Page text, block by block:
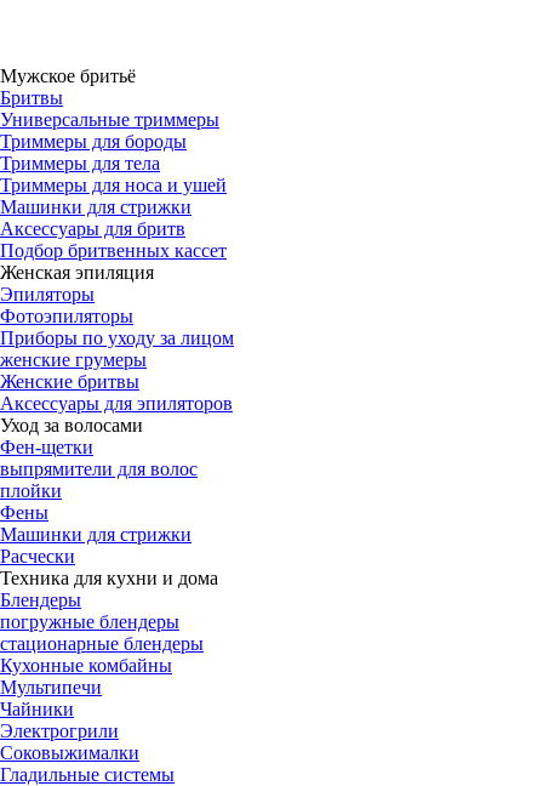
Мужское бритьё
Бритвы
Универсальные триммеры
Триммеры для бороды
Триммеры для тела
Триммеры для носа и ушей
Машинки для стрижки
Аксессуары для бритв
Подбор бритвенных кассет
Женская эпиляция
Эпиляторы
Фотоэпиляторы
Приборы по уходу за лицом
женские грумеры
Женские бритвы
Аксессуары для эпиляторов
Уход за волосами
Фен-щетки
выпрямители для волос
плойки
Фены
Машинки для стрижки
Расчески
Техника для кухни и дома
Блендеры
погружные блендеры
стационарные блендеры
Кухонные комбайны
Мультипечи
Чайники
Электрогрили
Соковыжималки
Гладильные системы